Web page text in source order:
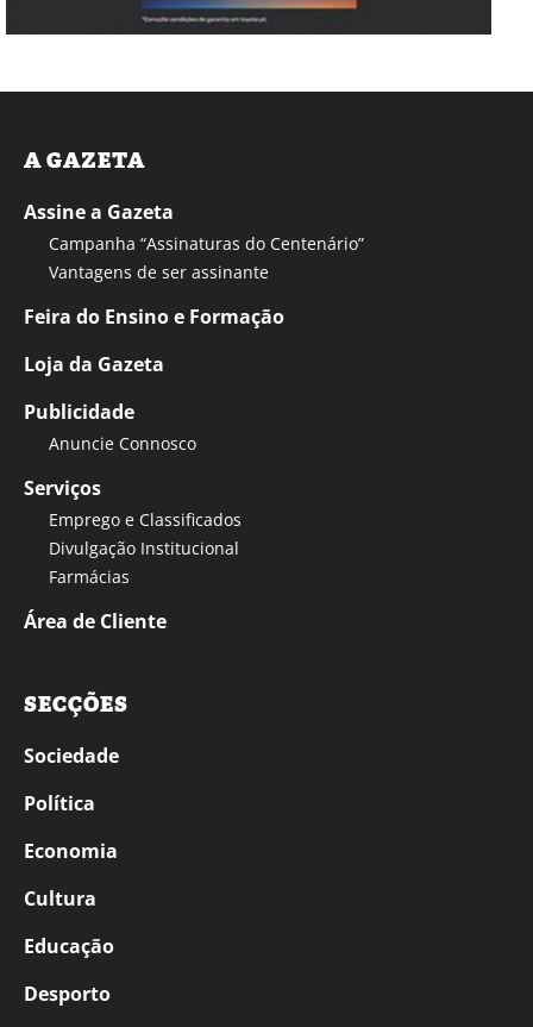
A GAZETA
Assine a Gazeta
Campanha “Assinaturas do Centenário”
Vantagens de ser assinante
Feira do Ensino e Formação
Loja da Gazeta
Publicidade
Anuncie Connosco
Serviços
Emprego e Classificados
Divulgação Institucional
Farmácias
Área de Cliente
SECÇÕES
Sociedade
Política
Economia
Cultura
Educação
Desporto